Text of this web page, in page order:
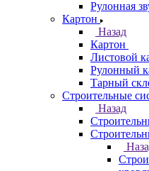
Рулонная
Картон
Назад
Картон
Листовой
Рулонный
Тарный
Строительные
Назад